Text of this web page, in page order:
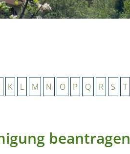
K L M N O P Q R S T
beantragen